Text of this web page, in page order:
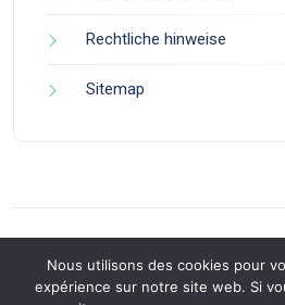
Rechtliche hinweise
Sitemap
Nous utilisons des cookies pour
expérience sur notre site web. Si